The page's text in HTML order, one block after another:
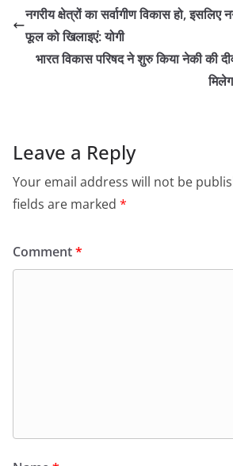
नगरीय क्षेत्रों का सर्वागीण विकास हो,
फूल को खिलाइएं: योगी
भारत विकास परिषद ने शुरु किया नेकी की
Leave a Reply
Your email address will not be
fields are marked *
Comment*